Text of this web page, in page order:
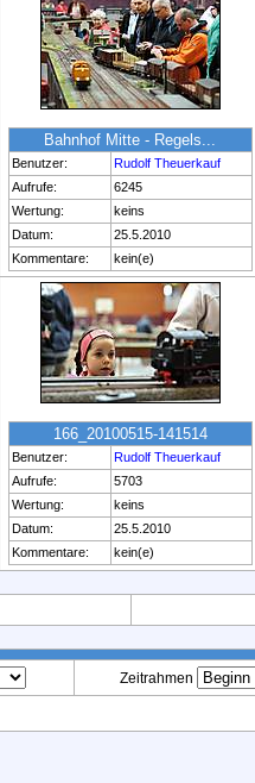
Bahnhof Mitte - Regels...
Benutzer:
Rudolf Theuerkauf
Aufrufe:
6245
Wertung:
keins
Datum:
25.5.2010
Kommentare:
kein(e)
166_20100515-141514
Benutzer:
Rudolf Theuerkauf
Aufrufe:
5703
Wertung:
keins
Datum:
25.5.2010
Kommentare:
kein(e)
Zeitrahmen